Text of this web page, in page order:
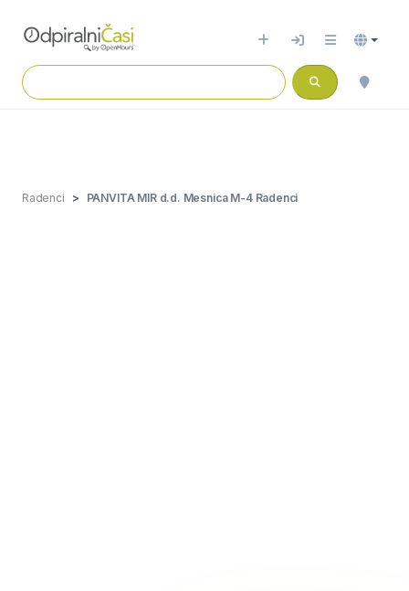
Radenci PANVITA MIR d.d. Mesnica M-4 Radenci